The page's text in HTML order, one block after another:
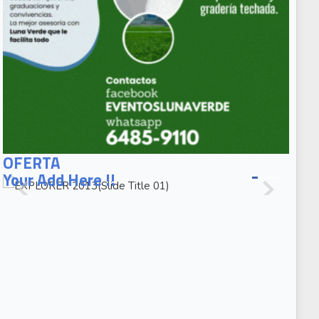
OFERTA
EXPLORER
2013(Slide
EXPLORER
Your Add Here !!